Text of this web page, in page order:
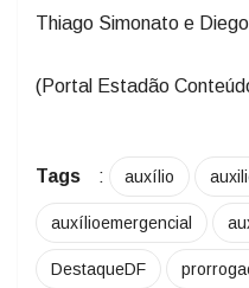
Thiago Simonato e
(Portal Estadão
Tags : auxílio
auxílioemergencial
DestaqueDF